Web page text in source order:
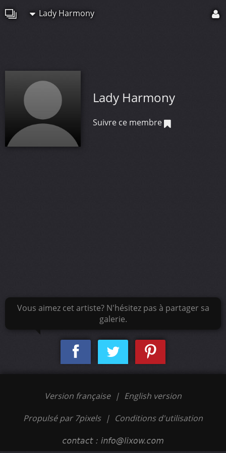
Lady Harmony
Lady Harmony
Suivre ce membre
Vous aimez cet artiste? N'hésitez pas à partager sa
galerie.
Version française | English version
Propulsé par 7pixels | Conditions d'utilisation